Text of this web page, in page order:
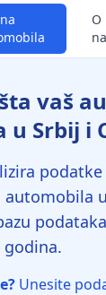
O
vaš
u Srbij i
automobila
godina.
Unesite